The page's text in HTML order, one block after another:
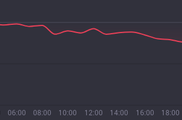
06:00 08:00 10:00 12:00 14:00 16:00 18:00